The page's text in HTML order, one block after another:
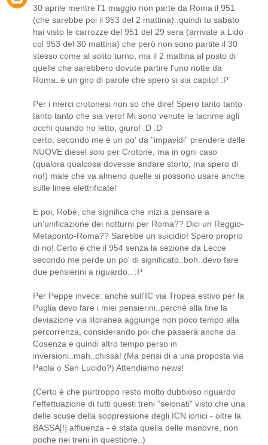
30 aprile mentre l'1 maggio non parte da Roma il 951
(che sarebbe poi il 953 del 2 mattina)..quindi tu sabato
hai visto le carrozze del 951 del 29 sera (arrivate a Lido
col 953 del 30 mattina) che però non sono partite il 30
stesso come al solito turno, ma il 2 mattina al posto di
quelle che sarebbero dovute partire l'uno notte da
Roma..è un giro di parole che spero si sia capito! :P
Per i merci crotonesi non so che dire! Spero tanto tanto
tanto tanto che sia vero! Mi sono venute le lacrime agli
occhi quando ho letto, giuro! :D :D
certo, secondo me è un po' da "impavidi" prendere delle
NUOVE diesel solo per Crotone, ma in ogni caso
(qualora qualcosa dovesse andare storto, ma spero di
no!) male che va almeno quelle si possono usare anche
sulle linee elettrificate!
E poi, Robè, che significa che inizi a pensare a
un'unificazione dei notturni per Roma?? Dici un Reggio-
Metaponto-Roma?? Sarebbe un suicidio! Spero proprio
di no! Certo è che il 954 senza la sezione da Lecce
secondo me perde un po' di significato..boh..devo fare
due pensierini a riguardo.. :P
Per Peppe invece: anche sull'IC via Tropea estivo per la
Puglia devo fare i miei pensierini..perchè alla fine la
deviazione via litoranea aggiunge non poco tempo alla
percorrenza, considerando poi che passerà anche da
Cosenza e quindi altro tempo perso in
inversioni..mah..chissà! (Ma pensi di a una proposta via
Paola o San Lucido?) Attendiamo news!
(Certo è che purtroppo resto molto dubbioso riguardo
l'effettuazione di tutti questi treni "seionati" visto che una
delle scuse della soppressione degli ICN ionici - oltre la
BASSA[!] affluenza - è stata quella delle manovre, non
poche nei treni in questione..)